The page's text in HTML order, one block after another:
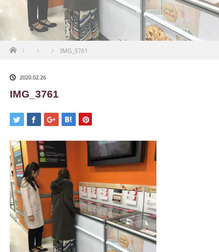
ホーム IMG_3761
2020.02.26
IMG_3761